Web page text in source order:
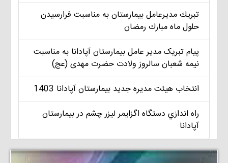
تبريك مديرعامل بيمارستان به مناسبت فرارسيدن
حلول ماه مبارك رمضان
پیام تبریک مدير عامل بيمارستان آپادانا به مناسبت
نیمه شعبان سالروز ولادت حضرت مهدی (عج)
انتخاب هيئت مديره جديد بيمارستان آپادانا 1403
راه اندازي دستگاه اگزايمر ليزر چشم در بيمارستان
آپادانا